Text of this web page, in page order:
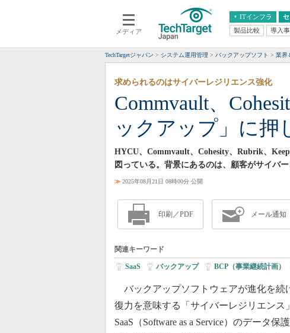
メディア
ITインフラ
クラウド
スマートモバイル
ネットワーク
システム運用管理
エンタープライズAI
ERP
CX
情報系システム
製品比較 導入
TechTargetジャパン システム運用管理 バックアップソフト 業界
Commvault、
ックアップ」に押
求められるのはサイバーレジリエンス強化
HYCU、Commvault、Cohesity、Rubrik、
図っている。背景にあるのは、顧客がサイバ
≫ 2025年08月21日 08時00分 公開
印刷／PDF メール通知
関連キーワード
SaaS バックアップ| BCP（事業継続計画）
バックアップソフトウェアが進化を続
復力を意味する「サイバーレジリエン
SaaS（Software as a Service）のデータ